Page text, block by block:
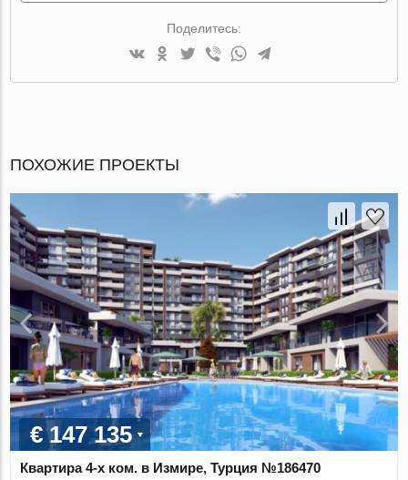
Поделитесь:
ПОХОЖИЕ ПРОЕКТЫ
€ 147 135
Квартира 4-х ком. в Измире, Турция №186470